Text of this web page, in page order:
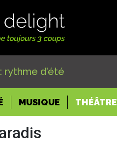
rythme d'été
MUSIQUE THÉÂTRE